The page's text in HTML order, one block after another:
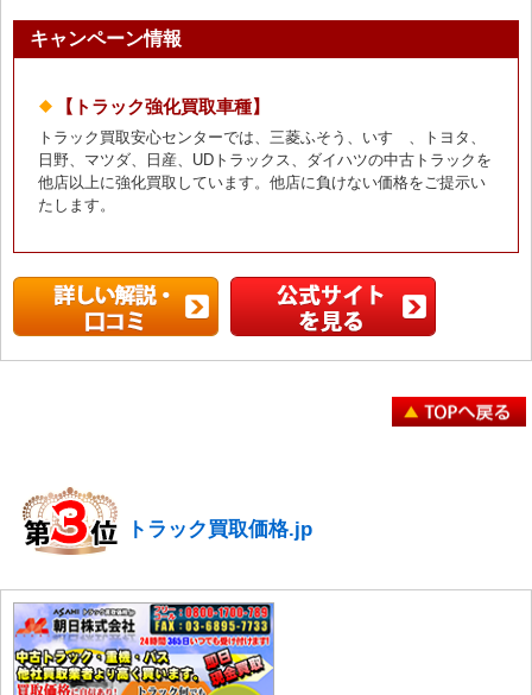
キャンペーン情報
【トラック強化買取車種】
トラック買取安心センターでは、三菱ふそう、いすゞ、トヨタ、
日野、マツダ、日産、UDトラックス、ダイハツの中古トラックを
他店以上に強化買取しています。他店に負けない価格をご提示い
たします。
トラック買取価格.jp